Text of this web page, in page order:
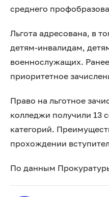
среднего
Льгота адресована, в
детям-инвалидам,
военнослужащих.
приоритетное
Право на льготное
колледжи получили 13
категорий.
прохождении
По данным